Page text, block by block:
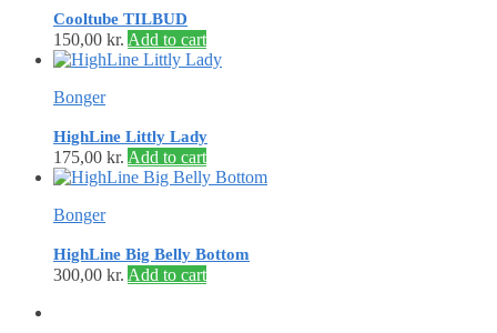
Cooltube TILBUD
150,00 kr. Add to cart
Bonger
HighLine Littly Lady
175,00 kr. Add to cart
Bonger
HighLine Big Belly Bottom
300,00 kr. Add to cart